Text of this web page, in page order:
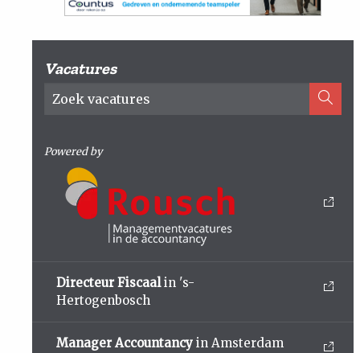
Vacatures
Powered by
Directeur Fiscaalin 's-
Hertogenbosch
Manager Accountancy in Amsterdam